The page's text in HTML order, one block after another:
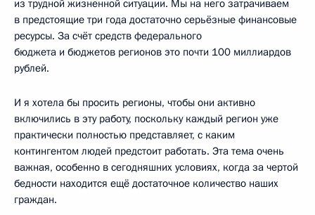
из трудной жизненной ситуации. Мы на него затрачиваем
в предстоящие три года достаточно серьёзные финансовые
ресурсы. За счёт средств федерального
бюджета и бюджетов регионов это почти 100 миллиардов
рублей.
И я хотела бы просить регионы, чтобы они активно
включились в эту работу, поскольку каждый регион уже
практически полностью представляет, с каким
контингентом людей предстоит работать. Эта тема очень
важная, особенно в сегодняшних условиях, когда за чертой
бедности находится ещё достаточное количество наших
граждан.